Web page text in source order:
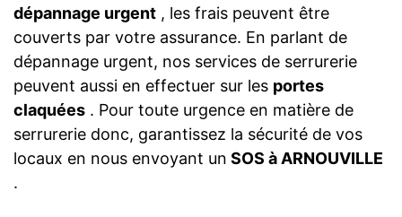
dépannage urgent , les frais peuvent être
couverts par votre assurance. En parlant de
dépannage urgent, nos services de serrurerie
peuvent aussi en effectuer sur les portes
claquées . Pour toute urgence en matière de
serrurerie donc, garantissez la sécurité de vos
locaux en nous envoyant un SOS à ARNOUVILLE
.